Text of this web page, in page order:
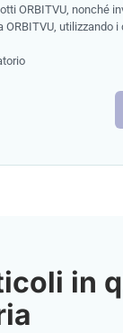
ORBITVU, nonché
ORBITVU, utilizzando
in